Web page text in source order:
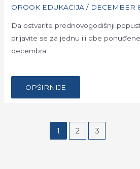
OROOK EDUKACIJA / DECEMBER
Da ostvarite prednovogodišnji
prijavite se za jednu ili obe
decembra.
…
NOVOGODIŠNJA
AKCIJA:
MS
NAPREDNI
OPŠIRNIJE
1 2 3